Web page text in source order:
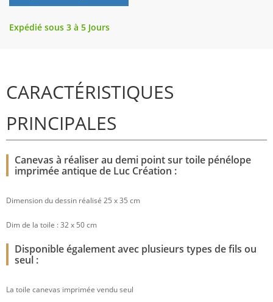
Expédié sous 3 à 5 Jours
CARACTÉRISTIQUES
PRINCIPALES
Canevas à réaliser au demi point sur toile pénélope
imprimée antique de Luc Création :
Dimension du dessin réalisé 25 x 35 cm
Dim de la toile : 32 x 50 cm
Disponible également avec plusieurs types de fils ou
seul :
La toile canevas imprimée vendu seul